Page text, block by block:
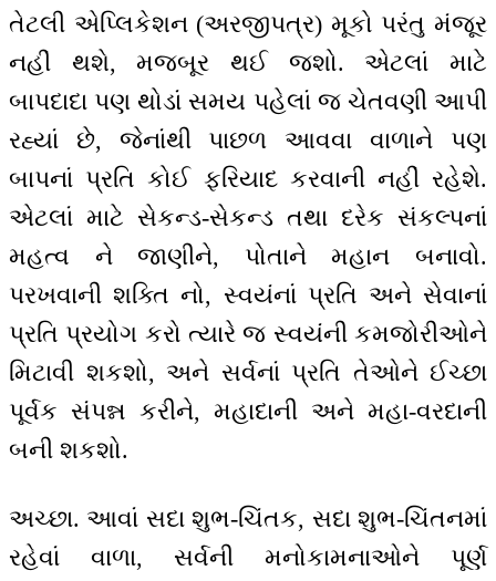
તેટલી એપ્લિકેશન (અરજીપત્ર) મૂકો પરંતુ મંજૂર
નહીં થશે, મજબૂર થઈ જશો. એટલાં માટે
બાપદાદા પણ થોડાં સમય પહેલાં જ ચેતવણી આપી
રહ્યાં છે, જેનાંથી પાછળ આવવા વાળાને પણ
બાપનાં પ્રતિ કોઈ ફરિયાદ કરવાની નહીં રહેશે.
એટલાં માટે સેકન્ડ-સેકન્ડ તથા દરેક સંકલ્પનાં
મહત્વ ને જાણીને, પોતાને મહાન બનાવો.
પરખવાની શક્તિ નો, સ્વયંનાં પ્રતિ અને સેવાનાં
પ્રતિ પ્રયોગ કરો ત્યારે જ સ્વયંની કમજોરીઓને
મિટાવી શકશો, અને સર્વનાં પ્રતિ તેઓને ઈચ્છા
પૂર્વક સંપન્ન કરીને, મહાદાની અને મહા-વરદાની
બની શકશો.
અચ્છા. આવાં સદા શુભ-ચિંતક, સદા શુભ-ચિંતનમાં
રહેવાં વાળા, સર્વની મનોકામનાઓને પૂર્ણ